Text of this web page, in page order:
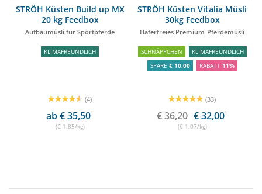
STRÖH Küsten Build up MX
20 kg Feedbox
Aufbaumüsli für Sportpferde
KLIMAFREUNDLICH
(4)
ab € 35,501
(€ 1,85/kg)
STRÖH Küsten Vitalia Müsli
30kg Feedbox
Haferfreies Premium-Pferdemüsli
SCHNÄPPCHEN
KLIMAFREUNDLICH
SPARE € 10,00 RABATT 11%
(33)
€ 36,20 € 32,001
(€ 1,07/kg)